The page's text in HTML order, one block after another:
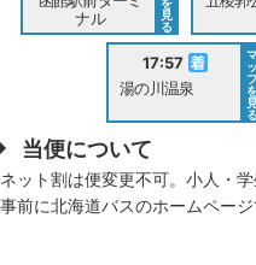
ナル
見
る
17:57
湯の川温泉
ッ
る
当便について
ネット割は便変更不可。小人・
事前に北海道バスのホームペー